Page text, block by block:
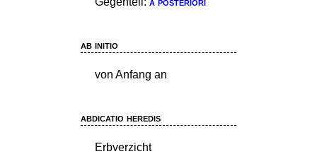
ab initio
von Anfang an
abdicatio heredis
Erbverzicht